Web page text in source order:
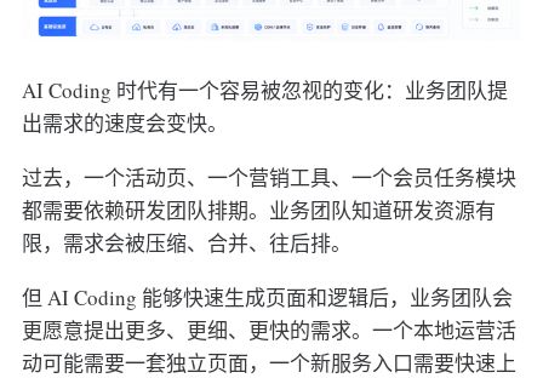
AI Coding 时代有一个容易被忽视的变化：业务团队提
出需求的速度会变快。
过去，一个活动页、一个营销工具、一个会员任务模块
都需要依赖研发团队排期。业务团队知道研发资源有
限，需求会被压缩、合并、往后排。
但 AI Coding 能够快速生成页面和逻辑后，业务团队会
更愿意提出更多、更细、更快的需求。一个本地运营活
动可能需要一套独立页面，一个新服务入口需要快速上